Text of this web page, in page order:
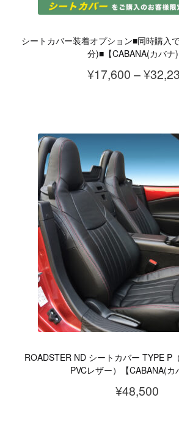
シートカバー装着オプション■同時購入
分)■【CABANA(カバナ)
¥17,600 –¥
商
に
は
複
数
の
バ
リ
エ
ー
シ
ン
が
あ
ROADSTER ND シートカバー TYPE P
PVCレザー）
【CABANA(カ
¥48,500